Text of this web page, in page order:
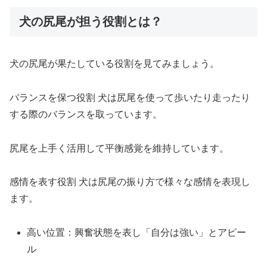
犬の尻尾が担う役割とは？
犬の尻尾が果たしている役割を見てみましょう。
バランスを保つ役割 犬は尻尾を使って歩いたり走ったり
する際のバランスを取っています。
尻尾を上手く活用して平衡感覚を維持しています。
感情を表す役割 犬は尻尾の振り方で様々な感情を表現し
ます。
高い位置：興奮状態を表し「自分は強い」とアピー
ル